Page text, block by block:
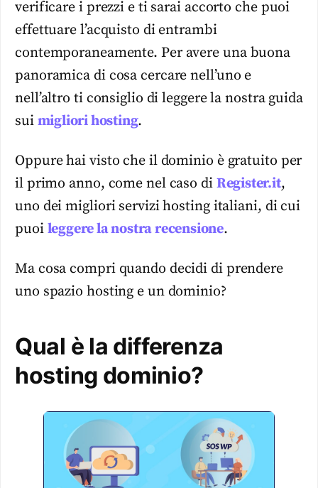
verificare i prezzi e ti sarai accorto che puoi
effettuare l’acquisto di entrambi
contemporaneamente. Per avere una buona
panoramica di cosa cercare nell’uno e
nell’altro ti consiglio di leggere la nostra guida
sui migliori hosting.
Oppure hai visto che il dominio è gratuito per
il primo anno, come nel caso di Register.it,
uno dei migliori servizi hosting italiani, di cui
puoi leggere la nostra recensione.
Ma cosa compri quando decidi di prendere
uno spazio hosting e un dominio?
Qual è la differenza
hosting dominio?